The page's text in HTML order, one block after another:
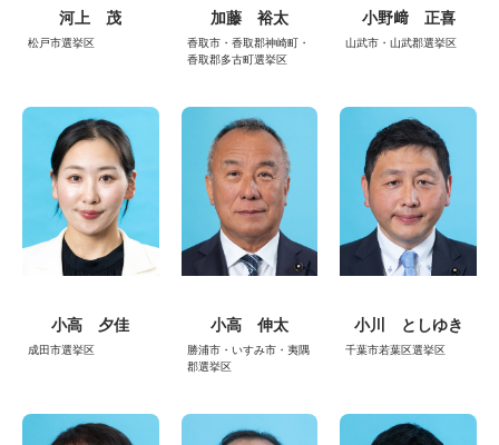
河上 茂
松戸市選挙区
加藤 裕太
香取市・香取郡神崎町・
香取郡多古町選挙区
小野﨑 正喜
山武市・山武郡選挙区
小高 夕佳
成田市選挙区
小高 伸太
勝浦市・いすみ市・夷隅
郡選挙区
小川 としゆき
千葉市若葉区選挙区